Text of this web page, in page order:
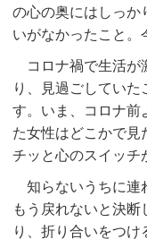
の心の奥にはしっか
いがなかったこと。
コロナ禍で生活が
り、見過ごしていた
す。いま、コロナ前
た女性はどこかで見
チッと心のスイッチ
知らないうちに連
もう戻れないと決
り、折り合いをつ